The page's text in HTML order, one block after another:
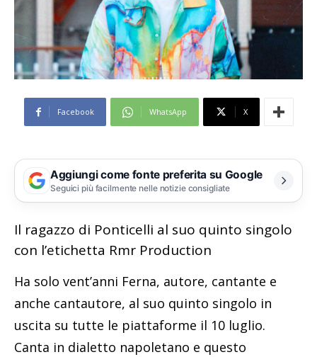
Facebook WhatsApp X
Aggiungi come fonte preferita su Google
Seguici più facilmente nelle notizie consigliate
Il ragazzo di Ponticelli al suo quinto singolo
con l’etichetta Rmr Production
Ha solo vent’anni Ferna, autore, cantante e
anche cantautore, al suo quinto singolo in
uscita su tutte le piattaforme il 10 luglio.
Canta in dialetto napoletano e questo